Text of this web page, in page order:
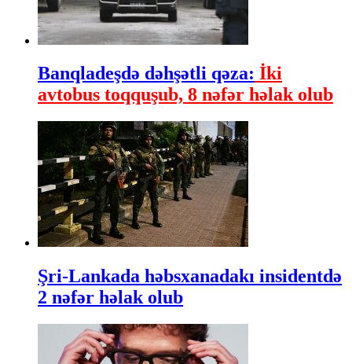
Banqladeşdə dəhşətli qəza: İki
avtobus toqquşub, 8 nəfər həlak olub
Şri-Lankada həbsxanadakı insidentdə
2 nəfər həlak olub